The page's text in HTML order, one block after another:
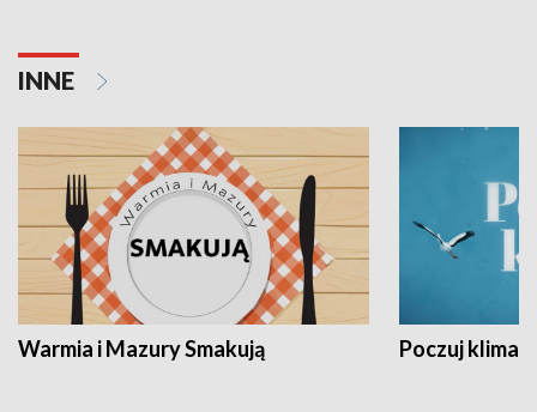
INNE
Warmia i Mazury Smakują Poczuj klimat